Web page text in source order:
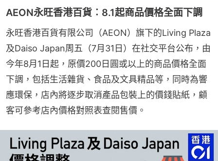
AEON永旺香港百貨︰8.1起商品價格全面下調
永旺香港百貨有限公司（AEON）旗下的Living Plaza
及Daiso Japan周五（7月31日）在社交平台公布，由
今年8月1日起，原價200日圓或以上的商品價格全面
下調，包括生活雜貨、食品及文具精品等，同時為響
應環保，店內將逐步取消產品包裝上的價錢貼紙，顧
客可參考店內價格對照表查閱售價。